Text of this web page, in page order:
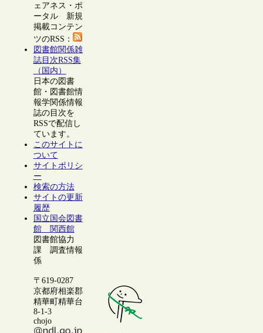
ェアネス・ポ
ータル 新規
掲載コンテン
ツのRSS：
図書館関係雑
誌目次RSS集
（国内）
日本の図書
館・図書館情
報学関係情報
誌の目次を
RSSで配信し
ています。
このサイトに
ついて
サイトポリシ
ー
検索の方法
サイトの更新
履歴
国立国会図書
館 関西館
図書館協力
課 調査情報
係
〒619-0287
京都府相楽郡
精華町精華台
8-1-3
chojo